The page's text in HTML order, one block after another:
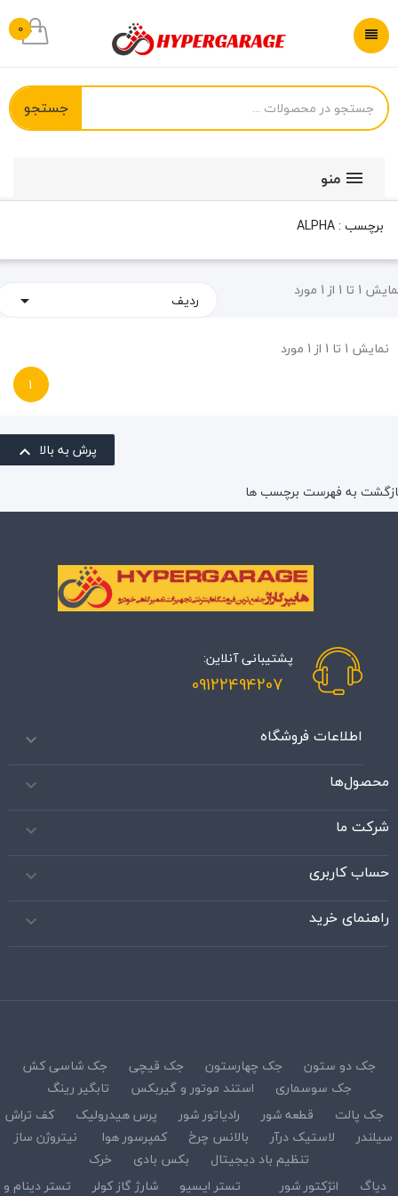
0
جستجو
منو
برچسب : ALPHA
ردیف  1 تا 1 از 1 مورد
نمایش 1 تا 1 از 1 مورد
1
پرش به بالا 
به فهرست برچسب ها
پشتیبانی آنلاین:
اطلاعات فروشگاه 
محصول‌ها 
شرکت ما 
حساب کاربری 
راهنمای خرید 
جک دو ستون جک چهارستون جک قیچی
جک شاسی کش
جک سوسماری
استند موتور و گیربکس
تابگیر رینگ
جک پالت
قطعه شور رادیاتور شور پرس هیدرولیک
کف تراش
سیلندر
لاستیک درآر بالانس چرخ کمپرسور هوا
نیتروژن ساز
تنظیم باد دیجیتال
بکس بادی
خرک
دیاگ
انژکتور شور تستر ایسیو شارژ گاز کولر تستر دینام و